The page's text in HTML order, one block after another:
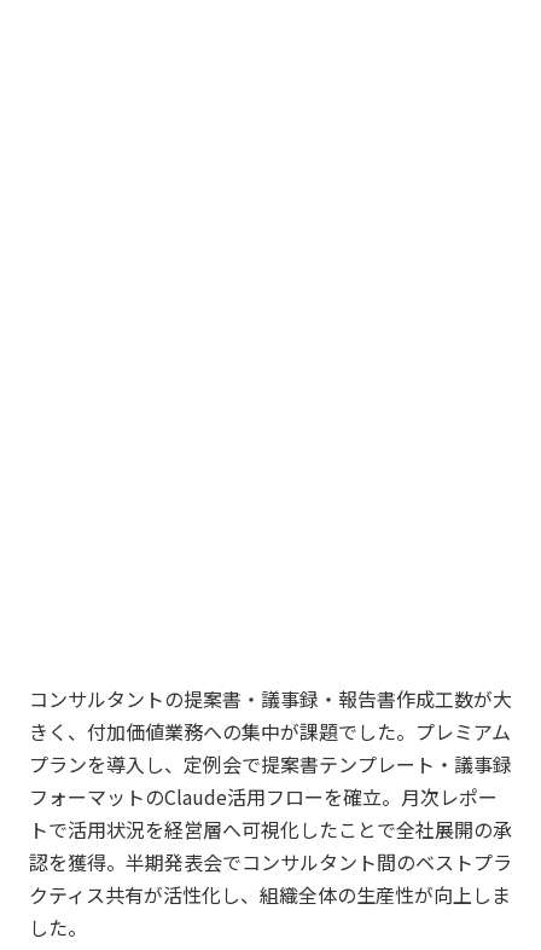
コンサルタントの提案書・議事録・報告書作成工数が大
きく、付加価値業務への集中が課題でした。プレミアム
プランを導入し、定例会で提案書テンプレート・議事録
フォーマットのClaude活用フローを確立。月次レポー
トで活用状況を経営層へ可視化したことで全社展開の承
認を獲得。半期発表会でコンサルタント間のベストプラ
クティス共有が活性化し、組織全体の生産性が向上しま
した。